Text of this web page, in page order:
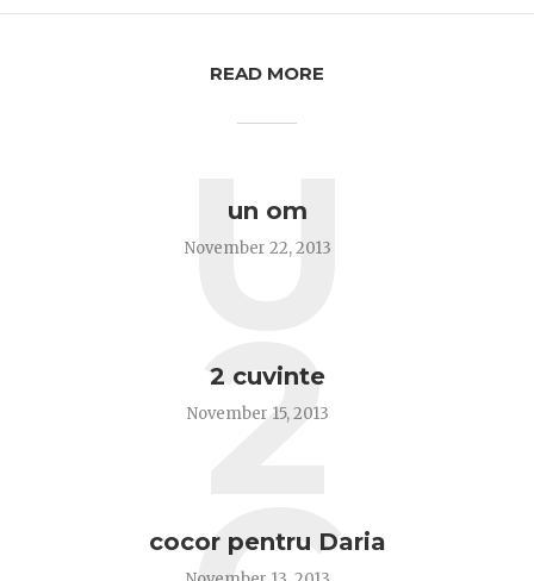
READ MORE
un om
November 22, 2013
U
2 cuvinte
November 15, 2013
2
cocor pentru Daria